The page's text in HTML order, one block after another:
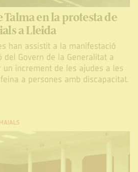
en la protesta de
a Lleida
han assistit a la manifestació
del Govern de la Generalitat a
increment de les ajudes a les
a persones amb discapacitat.